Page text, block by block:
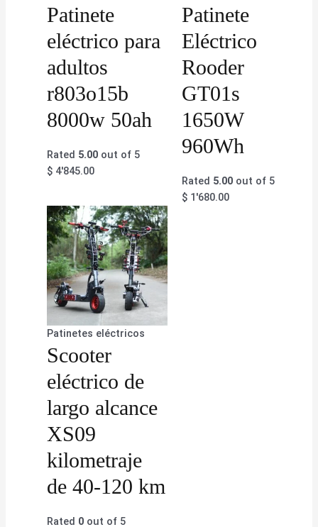
Patinete
eléctrico para
adultos
r803o15b
8000w 50ah
Rated 5.00 out of 5
$ 4'845.00
Patinete
Eléctrico
Rooder
GT01s
1650W
960Wh
Rated 5.00out of 5
$1'680.00
Patinetes eléctricos
Scooter
eléctrico de
largo alcance
XS09
kilometraje
de 40-120 km
Rated 0 out of 5